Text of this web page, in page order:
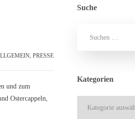
, PRESSE
und zum
Ostercappeln,
Suche
Kategorien